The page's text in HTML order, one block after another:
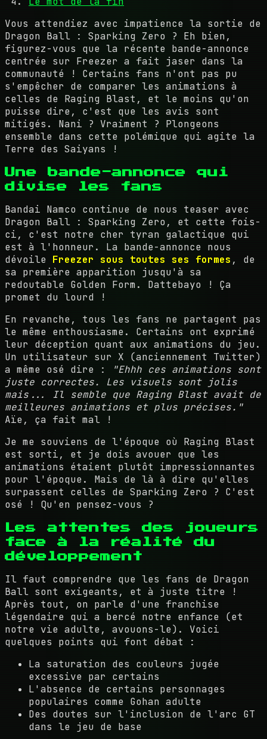
Vous attendiez avec impatience la sortie de
Dragon Ball : Sparking Zero ? Eh bien,
figurez-vous que la récente bande-annonce
centrée sur Freezer a fait jaser dans la
communauté ! Certains fans n'ont pas pu
s'empêcher de comparer les animations à
celles de Raging Blast, et le moins qu'on
puisse dire, c'est que les avis sont
mitigés. Nani ? Vraiment ? Plongeons
ensemble dans cette polémique qui agite la
Terre des Saiyans !
Une bande-annonce qui
divise les fans
Bandai Namco continue de nous teaser avec
Dragon Ball : Sparking Zero, et cette fois-
ci, c'est notre cher tyran galactique qui
est à l'honneur. La bande-annonce nous
dévoile Freezer sous toutes ses formes , de
sa première apparition jusqu'à sa
redoutable Golden Form. Dattebayo ! Ça
promet du lourd !
En revanche, tous les fans ne partagent pas
le même enthousiasme. Certains ont exprimé
leur déception quant aux animations du jeu.
Un utilisateur sur X (anciennement Twitter)
a même osé dire :
"Ehhh ces animations sont
juste correctes. Les visuels sont jolis
mais... Il semble que Raging Blast avait de
meilleures animations et plus précises."
Aïe, ça fait mal !
Je me souviens de l'époque où Raging Blast
est sorti, et je dois avouer que les
animations étaient plutôt impressionnantes
pour l'époque. Mais de là à dire qu'elles
surpassent celles de Sparking Zero ? C'est
osé ! Qu'en pensez-vous ?
Les attentes des joueurs
face à la réalité du
développement
Il faut comprendre que les fans de Dragon
Ball sont exigeants, et à juste titre !
Après tout, on parle d'une franchise
légendaire qui a bercé notre enfance (et
notre vie adulte, avouons-le). Voici
quelques points qui font débat :
La saturation des couleurs jugée
excessive par certains
L'absence de certains personnages
populaires comme Gohan adulte
Des doutes sur l'inclusion de l'arc GT
dans le jeu de base